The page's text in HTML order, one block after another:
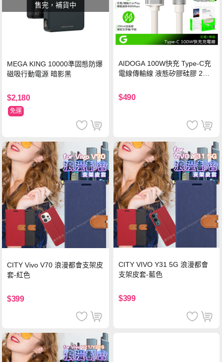
售完，補貨中
MEGA KING 10000準固態防爆
磁吸行動電源 暗影黑
$2,180
免運
AIDOGA 100W快充 Type-C充
電線傳輸線 液態矽膠硅膠 2M
$490
CITY Vivo V70 浪漫都會支架皮
套-紅色
$399
CITY VIVO Y31 5G 浪漫都會
支架皮套-藍色
$399